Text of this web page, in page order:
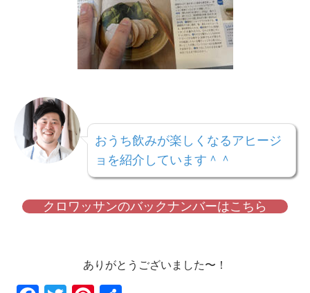
おうち飲みが楽しくなるアヒージ
ョを紹介しています＾＾
クロワッサンのバックナンバーはこちら
ありがとうございました〜！